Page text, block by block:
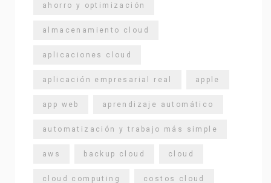
ahorro y optimización
almacenamiento cloud
aplicaciones cloud
aplicación empresarial real apple
app web aprendizaje automático
automatización y trabajo más simple
aws backup cloud cloud
cloud computing costos cloud